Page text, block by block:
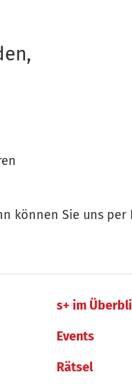
können Sie uns per
s+ im
Events
Rätsel